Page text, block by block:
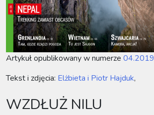
Artykuł opublikowany w numerze 04.2019
Tekst i zdjęcia: Elżbieta i Piotr Hajduk,
WZDŁUŻ NILU